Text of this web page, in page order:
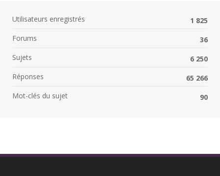
Utilisateurs enregistrés
1 825
Forums
36
Sujets
6 250
Réponses
65 266
Mot-clés du sujet
90